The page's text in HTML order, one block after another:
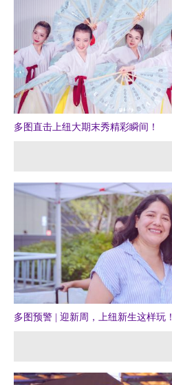
多图直击上纽大期末秀精彩瞬间！
多图预警 | 迎新周，上纽新生这样玩！